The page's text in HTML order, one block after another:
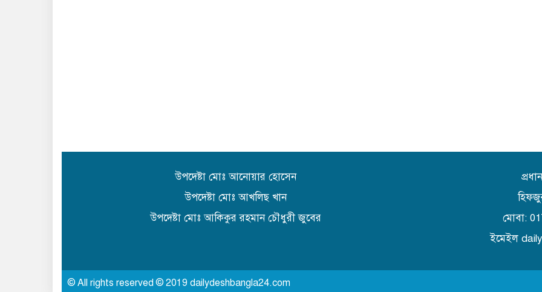
উপদেষ্টা মোঃ আনোয়ার হোসেন
উপদেষ্টা মোঃ আখলিছ খান
উপদেষ্টা মোঃ আকিকুর রহমান চৌধুরী জুবের
মোবা:
ইমেইল
© All rights reserved © 2019 dailydeshbangla24.com